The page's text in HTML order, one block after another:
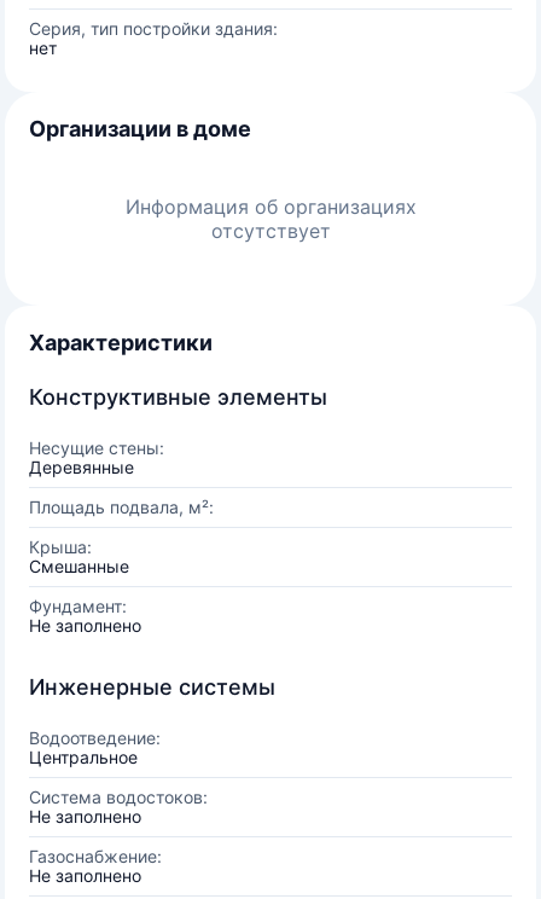
Серия, тип постройки здания:
нет
Организации в доме
Информация об организациях
отсутствует
Характеристики
Конструктивные элементы
Несущие стены:
Деревянные
Площадь подвала, м²:
Крыша:
Смешанные
Фундамент:
Не заполнено
Инженерные системы
Водоотведение:
Центральное
Система водостоков:
Не заполнено
Газоснабжение:
Не заполнено